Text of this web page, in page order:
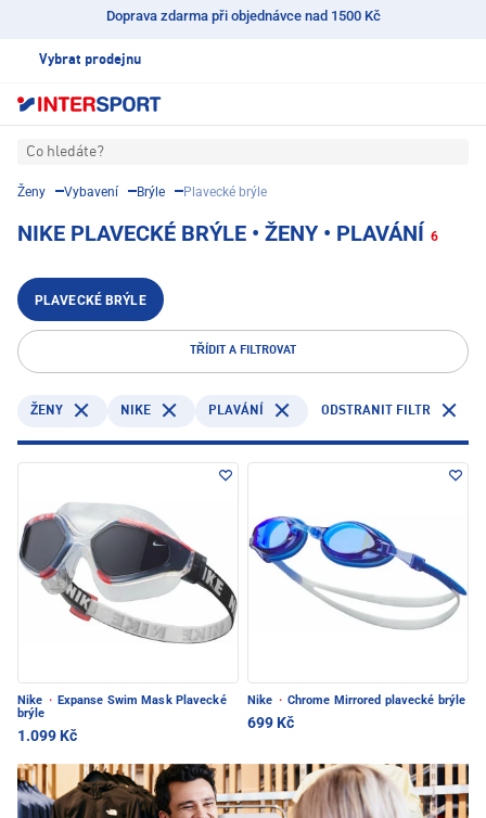
Doprava zdarma při objednávce nad 1500 Kč
Vybrat prodejnu
Co hledáte?
Ženy Vybavení Brýle Plavecké brýle
NIKE PLAVECKÉ BRÝLE • ŽENY • PLAVÁNÍ 6
PLAVECKÉ BRÝLE
TŘÍDIT A FILTROVAT
ŽENY NIKE PLAVÁNÍ ODSTRANIT FILTR
Nike · Expanse Swim Mask Plavecké
brýle
1.099 Kč
Nike · Chrome Mirrored plavecké brýle
699 Kč